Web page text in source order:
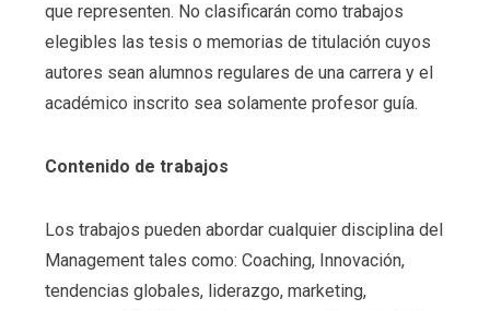
que representen. No clasificarán como trabajos
elegibles las tesis o memorias de titulación cuyos
autores sean alumnos regulares de una carrera y el
académico inscrito sea solamente profesor guía.
Contenido de trabajos
Los trabajos pueden abordar cualquier disciplina del
Management tales como: Coaching, Innovación,
tendencias globales, liderazgo, marketing,